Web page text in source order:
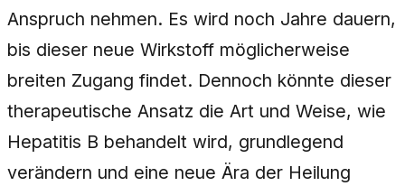
Anspruch nehmen. Es wird noch Jahre dauern,
bis dieser neue Wirkstoff möglicherweise
breiten Zugang findet. Dennoch könnte dieser
therapeutische Ansatz die Art und Weise, wie
Hepatitis B behandelt wird, grundlegend
verändern und eine neue Ära der Heilung